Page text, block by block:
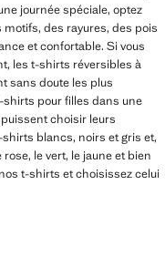
journée spéciale, optez
des rayures, des pois
et confortable. Si vous
les t-shirts réversibles à
sans doute les plus
pour filles dans une
choisir leurs
blancs, noirs et gris et,
le vert, le jaune et bien
t-shirts et choisissez celui